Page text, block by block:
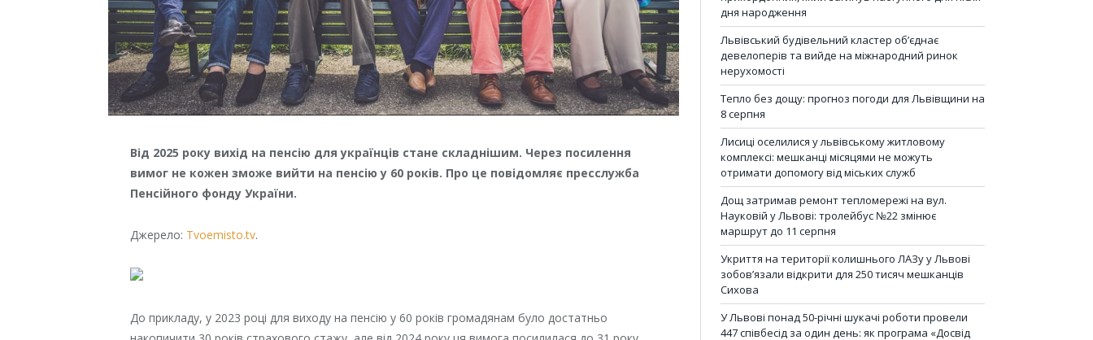
Від 2025 року вихід на пенсію для українців стане складнішим. Через посилення
вимог не кожен зможе вийти на пенсію у 60 років. Про це повідомляє пресслужба
Пенсійного фонду України.
Джерело: Tvoemisto.tv.
До прикладу, у 2023 році для виходу на пенсію у 60 років громадянам було достатньо
дня народження
Львівський будівельний кластер об’єднає
девелоперів та вийде на міжнародний ринок
нерухомості
Тепло без дощу: прогноз погоди для Львівщини на
8 серпня
Лисиці оселилися у львівському житловому
комплексі: мешканці місяцями не можуть
отримати допомогу від міських служб
Дощ затримав ремонт тепломережі на вул.
Науковій у Львові: тролейбус №22 змінює
маршрут до 11 серпня
Укриття на території колишнього ЛАЗу у Львові
зобов’язали відкрити для 250 тисяч мешканців
Сихова
У Львові понад 50-річні шукачі роботи провели
447 співбесід за один день: як програма «Досвід